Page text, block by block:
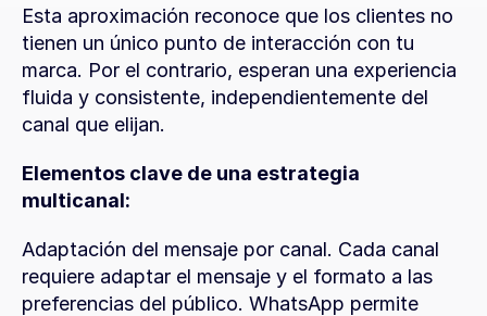
Esta aproximación reconoce que los clientes no
tienen un único punto de interacción con tu
marca. Por el contrario, esperan una experiencia
fluida y consistente, independientemente del
canal que elijan.
Elementos clave de una estrategia
multicanal:
Adaptación del mensaje por canal. Cada canal
requiere adaptar el mensaje y el formato a las
preferencias del público. WhatsApp permite